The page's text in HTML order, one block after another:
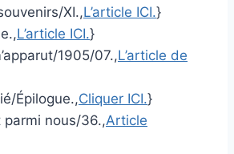
XI.,L’article ICI.}
L’article ICI.}
1905/07.,L’article de
Épilogue.,Cliquer ICI.}
parmi nous/36.,Article